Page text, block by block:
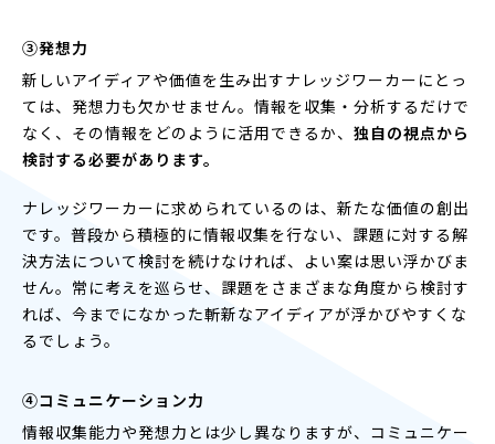
③発想力
新しいアイディアや価値を生み出すナレッジワーカーにとっ
ては、発想力も欠かせません。情報を収集・分析するだけで
なく、その情報をどのように活用できるか、 独自の視点から
検討する必要があります。
ナレッジワーカーに求められているのは、新たな価値の創出
です。普段から積極的に情報収集を行ない、課題に対する解
決方法について検討を続けなければ、よい案は思い浮かびま
せん。常に考えを巡らせ、課題をさまざまな角度から検討す
れば、今までになかった斬新なアイディアが浮かびやすくな
るでしょう。
④コミュニケーション力
情報収集能力や発想力とは少し異なりますが、コミュニケー